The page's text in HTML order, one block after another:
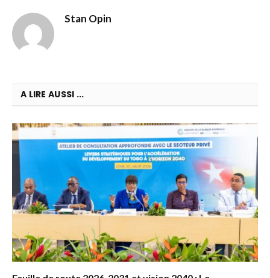
Stan Opin
A LIRE AUSSI ...